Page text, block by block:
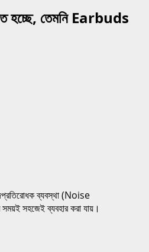
হচ্ছে, তেমনি Earbuds
ব্যবস্থা (Noise
সহজেই ব্যবহার করা যায়।